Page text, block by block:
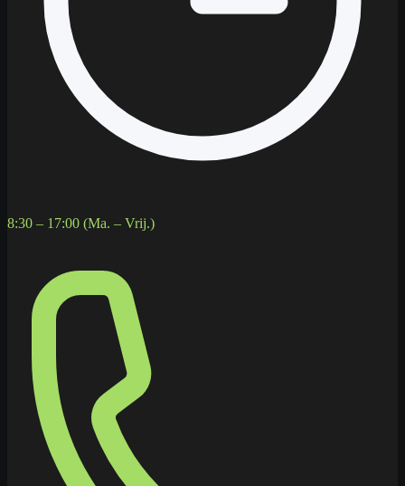
8:30 – 17:00 (Ma. – Vrij.)